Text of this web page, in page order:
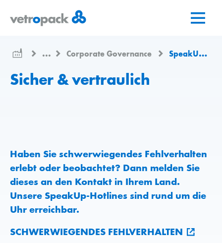
Startseite
Inhalt
Kontakt
...
Corporate Governance SpeakUp System
Sicher & vertraulich
Haben Sie schwerwiegendes Fehlverhalten
erlebt oder beobachtet? Dann melden Sie
dieses an den Kontakt in Ihrem Land.
Unsere SpeakUp-Hotlines sind rund um die
Uhr erreichbar.
SCHWERWIEGENDES FEHLVERHALTEN